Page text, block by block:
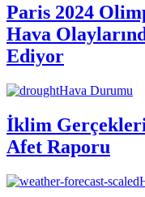
Paris 2024
Hava
Ediyor
Hava Durumu
İklim
Afet Raporu